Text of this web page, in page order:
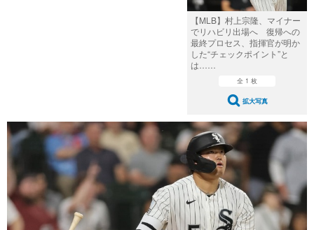
【MLB】村上宗隆、マイナー
でリハビリ出場へ 復帰への
最終プロセス、指揮官が明か
した“チェックポイント”と
は……
全 1 枚
拡大写真